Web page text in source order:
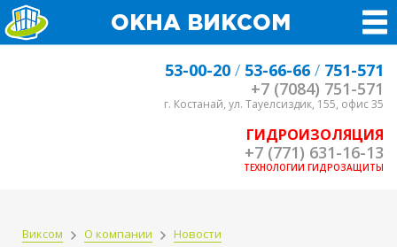
ОКНА ВИКСОМ
53-00-20 / 53-66-66 / 751-571
+7 (7084) 751-571
г. Костанай, ул. Тауелсиздик, 155, офис 35
ГИДРОИЗОЛЯЦИЯ
+7 (771) 631-16-13
ТЕХНОЛОГИИ ГИДРОЗАЩИТЫ
Виксом О компании Новости